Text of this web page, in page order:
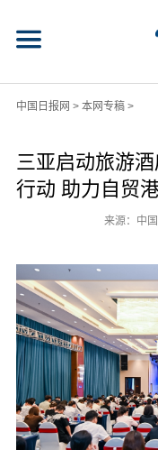
中国日报网 > 本网专稿>
三亚启动旅游
行动 助力自贸
来源：中